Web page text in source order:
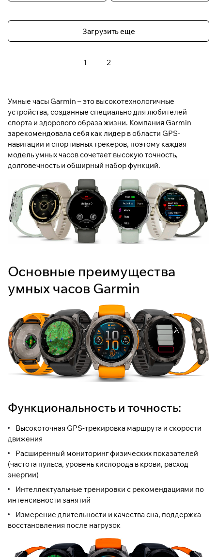
Загрузить еще
1 2
Умные часы Garmin – это высокотехнологичные
устройства, созданные специально для любителей
спорта и здорового образа жизни. Компания Garmin
зарекомендовала себя как лидер в области GPS-
навигации и спортивных трекеров, поэтому каждая
модель умных часов сочетает высокую точность,
долговечность и обширный набор функций.
Основные преимущества
умных часов Garmin
Функциональность и точность:
Высокоточная GPS-трекировка маршрута и скорости
движения
Расширенный мониторинг физических показателей
(частота пульса, уровень кислорода в крови, расход
энергии)
Интеллектуальные тренировки с рекомендациями по
интенсивности занятий
Измерение длительности и качества сна, поддержка
восстановления после нагрузок